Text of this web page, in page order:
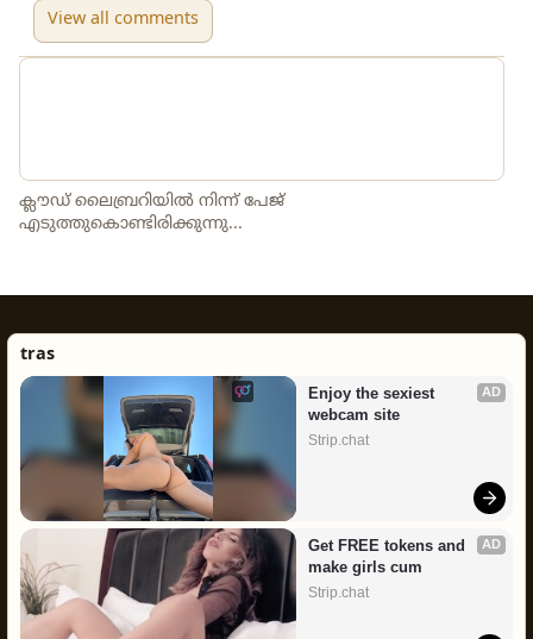
View all comments
ക്ലൗഡ് ലൈബ്രറിയിൽ നിന്ന് പേജ്
എടുത്തുകൊണ്ടിരിക്കുന്നു...
tras
AD
Enjoy the sexiest
webcam site
Strip.chat
AD
Get FREE tokens and
make girls cum
Strip.chat